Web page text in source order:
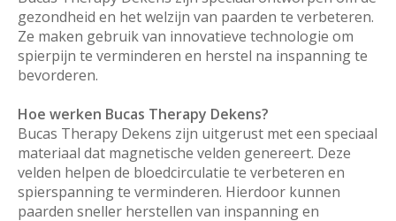
gezondheid en het welzijn van paarden te verbeteren.
Ze maken gebruik van innovatieve technologie om
spierpijn te verminderen en herstel na inspanning te
bevorderen.
Hoe werken Bucas Therapy Dekens?
Bucas Therapy Dekens zijn uitgerust met een speciaal
materiaal dat magnetische velden genereert. Deze
velden helpen de bloedcirculatie te verbeteren en
spierspanning te verminderen. Hierdoor kunnen
paarden sneller herstellen van inspanning en